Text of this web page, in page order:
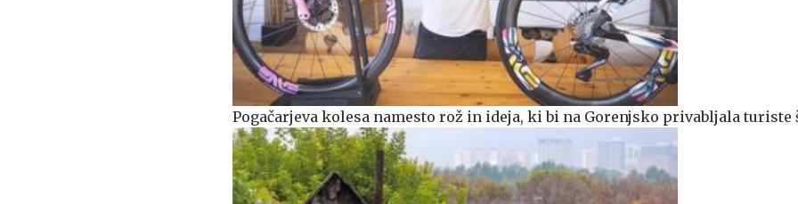
Pogačarjeva kolesa namesto rož in ideja, ki bi na Gorenjsko privabljala turiste